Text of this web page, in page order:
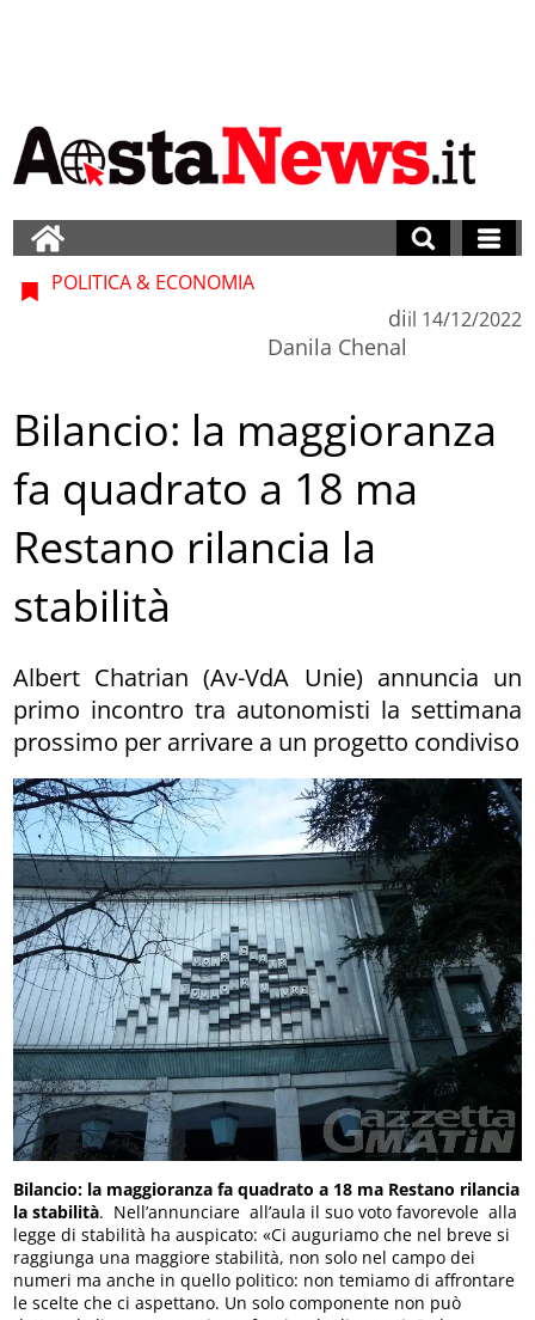
POLITICA & ECONOMIA
di
Danila Chenal
il 14/12/2022
Bilancio: la maggioranza
fa quadrato a 18 ma
Restano rilancia la
stabilità
Albert Chatrian (Av-VdA Unie) annuncia un
primo incontro tra autonomisti la settimana
prossimo per arrivare a un progetto condiviso
Bilancio: la maggioranza fa quadrato a 18 ma Restano rilancia
la stabilità. Nell’annunciare all’aula il suo voto favorevole alla
legge di stabilità ha auspicato: «Ci auguriamo che nel breve si
raggiunga una maggiore stabilità, non solo nel campo dei
numeri ma anche in quello politico: non temiamo di affrontare
le scelte che ci aspettano. Un solo componente non può